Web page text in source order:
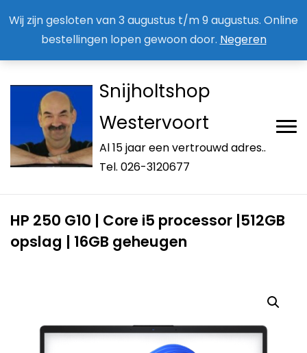
Wij zijn gesloten van 3 augustus t/m 9 augustus. Online
bestellingen lopen gewoon door. Negeren
Snijholtshop
Westervoort
Al 15 jaar een vertrouwd adres..
Tel. 026-3120677
HP 250 G10 | Core i5 processor |512GB
opslag | 16GB geheugen